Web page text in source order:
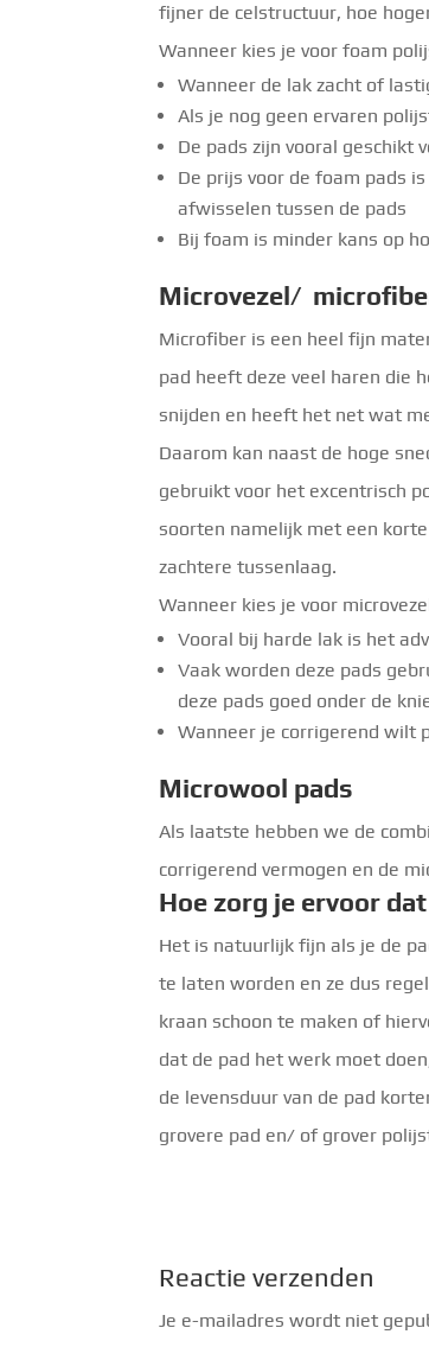
fijner de celstructuur, hoe
Wanneer kies je voor foam
Wanneer de lak zacht of
Als je nog geen ervaren
De pads zijn vooral geschikt
De prijs voor de foam pads
afwisselen tussen de pads
Bij foam is minder kans op
Microvezel/
Microfiber is een heel fijn
pad heeft deze veel haren die
snijden en heeft het net wat
Daarom kan naast de hoge
gebruikt voor het excentrisch
soorten namelijk met een
zachtere tussenlaag.
Wanneer kies je voor
Vooral bij harde lak is het
Vaak worden deze pads
deze pads goed onder de
Wanneer je corrigerend wilt
Microwool pads
Als laatste hebben we de
corrigerend vermogen en de
Hoe zorg je ervoor
Het is natuurlijk fijn als je de
te laten worden en ze dus
kraan schoon te maken of
dat de pad het werk moet
de levensduur van de pad
grovere pad en/ of grover
Reactie verzenden
Je e-mailadres wordt niet